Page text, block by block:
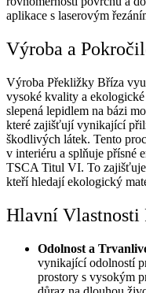
aplikace s laserovým
Výroba a
Výroba Překližky Bříza
vysoké kvality a
slepená lepidlem na bázi
které zajišťují vynikající
škodlivých látek. Tento
v interiéru a splňuje přísné
TSCA Titul VI. To
kteří hledají ekologický
Hlavní Vlastnosti
Odolnost a
vynikající odolností
prostory s vysokým